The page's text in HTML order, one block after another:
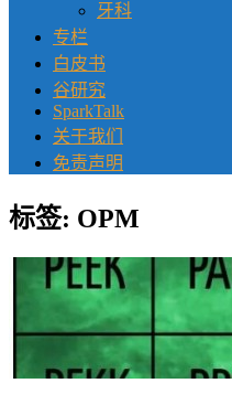
牙科
专栏
白皮书
谷研究
SparkTalk
关于我们
免责声明
标签: OPM